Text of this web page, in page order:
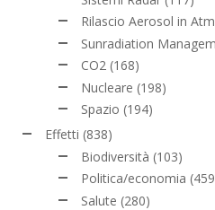
Rilascio Aerosol in
Sunradiation
CO2 (168)
Nucleare (198)
Spazio (194)
Effetti (838)
Biodiversità (103)
Politica/economia
Salute (280)